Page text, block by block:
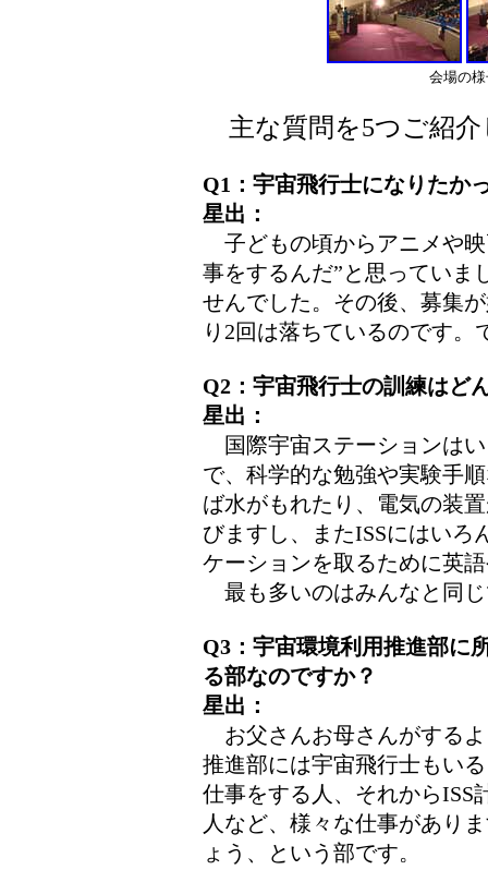
会場の様
主な質問を5つご紹介
Q1：宇宙飛行士になりたか
星出：
子どもの頃からアニメや
事をするんだ”と思っていま
せんでした。その後、募集
り2回は落ちているのです
Q2：宇宙飛行士の訓練はど
星出：
国際宇宙ステーションは
で、科学的な勉強や実験手
ば水がもれたり、電気の装
びますし、またISSにはいろ
ケーションを取るために英
最も多いのはみんなと同
Q3：宇宙環境利用推進部に
る部なのですか？
星出：
お父さんお母さんがする
推進部には宇宙飛行士もい
仕事をする人、それからISS
人など、様々な仕事があり
ょう、という部です。